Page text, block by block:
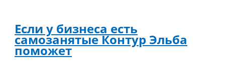
Если у бизнеса есть
самозанятые Контур Эльба
поможет